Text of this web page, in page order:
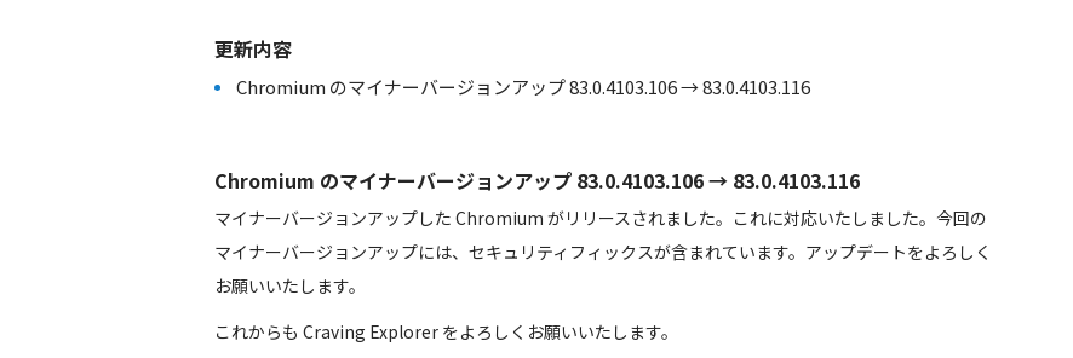
更新内容
Chromium のマイナーバージョンアップ 83.0.4103.106 → 83.0.4103.116
Chromium のマイナーバージョンアップ 83.0.4103.106 → 83.0.4103.116
マイナーバージョンアップした Chromium がリリースされました。これに対応いたしました。今回の
マイナーバージョンアップには、セキュリティフィックスが含まれています。アップデートをよろしく
お願いいたします。
これからも Craving Explorer をよろしくお願いいたします。